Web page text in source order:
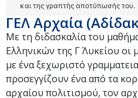
και της γραπτής αποτύπωσής του.
ΓΕΛ Αρχαία
Με τη διδασκαλία του
Ελληνικών της Γ΄ Λυκείου
με ένα ξεχωριστό
προσεγγίζουν ένα από τα
αρχαίου πολιτισμού, τον